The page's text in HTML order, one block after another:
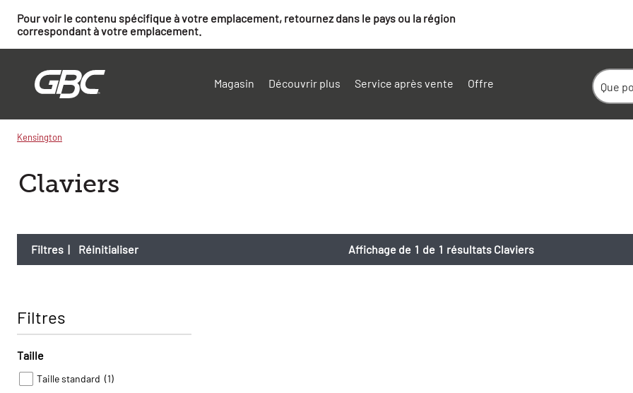
Pour voir le contenu spécifique à votre emplacement, retournez dans le pays ou la région
correspondant à votre emplacement.
Magasin Découvrir plus Service après vente Offre
Kensington
Claviers
Filtres | Réinitialiser Affichage de 1 de 1 résultats Claviers
Filtres
Taille
Taille standard (1)